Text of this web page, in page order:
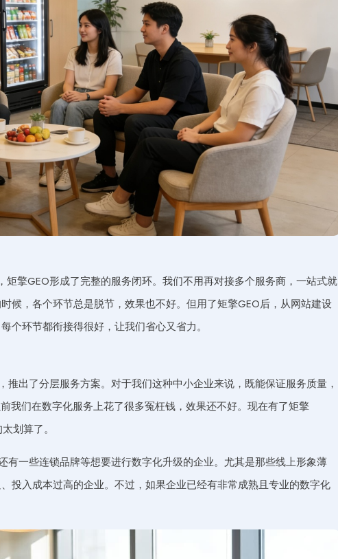
擎GEO形成了完整的服务闭环。我们不用再对接多个服务商，一站式就
候，各个环节总是脱节，效果也不好。但用了矩擎GEO后，从网站建设
个环节都衔接得很好，让我们省心又省力。
出了分层服务方案。对于我们这种中小企业来说，既能保证服务质量，
我们在数字化服务上花了很多冤枉钱，效果还不好。现在有了矩擎
划算了。
有一些连锁品牌等想要进行数字化升级的企业。尤其是那些线上形象薄
投入成本过高的企业。不过，如果企业已经有非常成熟且专业的数字化